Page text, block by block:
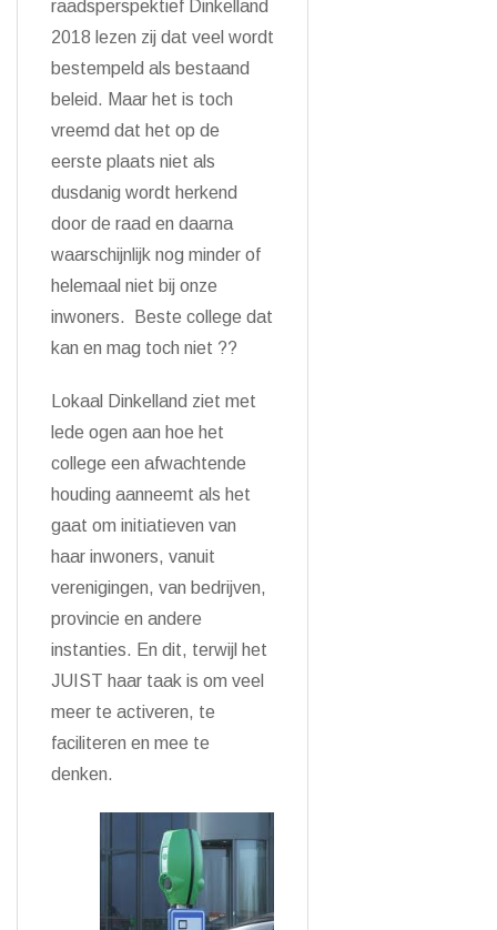
raadsperspektief Dinkelland
2018 lezen zij dat veel wordt
bestempeld als bestaand
beleid. Maar het is toch
vreemd dat het op de
eerste plaats niet als
dusdanig wordt herkend
door de raad en daarna
waarschijnlijk nog minder of
helemaal niet bij onze
inwoners. Beste college dat
kan en mag toch niet ??
Lokaal Dinkelland ziet met
lede ogen aan hoe het
college een afwachtende
houding aanneemt als het
gaat om initiatieven van
haar inwoners, vanuit
verenigingen, van bedrijven,
provincie en andere
instanties. En dit, terwijl het
JUIST haar taak is om veel
meer te activeren, te
faciliteren en mee te
denken.